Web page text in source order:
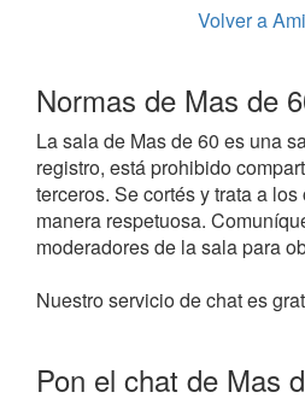
Volver a
Normas de Mas de
La sala de Mas de 60 es una
registro, está prohibido
terceros. Se cortés y trata a
manera respetuosa.
moderadores de la sala para
Nuestro servicio de chat es
Pon el chat de Mas